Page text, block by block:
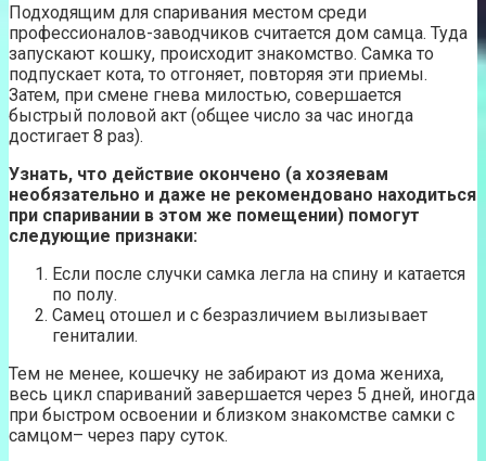
Подходящим для спаривания местом среди
профессионалов-заводчиков считается дом самца. Туда
запускают кошку, происходит знакомство. Самка то
подпускает кота, то отгоняет, повторяя эти приемы.
Затем, при смене гнева милостью, совершается
быстрый половой акт (общее число за час иногда
достигает 8 раз).
Узнать, что действие окончено (а хозяевам
необязательно и даже не рекомендовано находиться
при спаривании в этом же помещении) помогут
следующие признаки:
Если после случки самка легла на спину и катается
по полу.
Самец отошел и с безразличием вылизывает
гениталии.
Тем не менее, кошечку не забирают из дома жениха,
весь цикл спариваний завершается через 5 дней, иногда
при быстром освоении и близком знакомстве самки с
самцом– через пару суток.